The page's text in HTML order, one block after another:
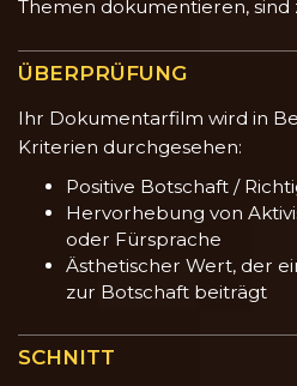
Themen dokumentieren, sind
ÜBERPRÜFUNG
Ihr Dokumentarfilm wird in
Kriterien durchgesehen:
Positive Botschaft /
Hervorhebung von
oder Fürsprache
Ästhetischer Wert, der
zur Botschaft beiträgt
SCHNITT